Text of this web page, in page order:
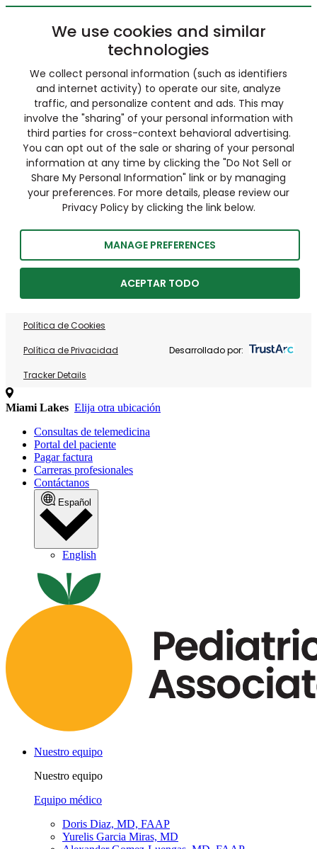
We use cookies and similar
technologies
We collect personal information (such as identifiers
and internet activity) to operate our site, analyze
traffic, and personalize content and ads. This may
involve the "sharing" of your personal information with
third parties for cross-context behavioral advertising.
You can opt out of the sale or sharing of your personal
information at any time by clicking the "Do Not Sell or
Share My Personal Information" link or by managing
your preferences. For more details, please review our
Privacy Policy by clicking the link below.
MANAGE PREFERENCES
ACEPTAR TODO
Política de Cookies
Política de Privacidad
Tracker Details
Desarrollado por:
Miami Lakes Elija otra ubicación
Consultas de telemedicina
Portal del paciente
Pagar factura
Carreras profesionales
Contáctanos
Español
English
Nuestro equipo
Nuestro equipo
Equipo médico
Doris Diaz, MD, FAAP
Yurelis Garcia Miras, MD